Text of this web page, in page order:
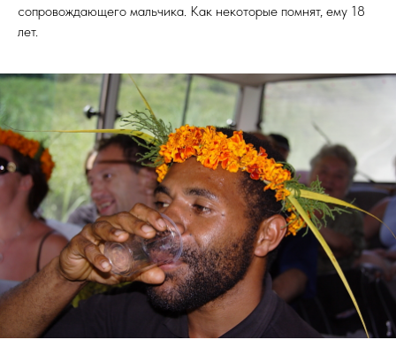
сопровождающего мальчика. Как некоторые помнят, ему 18
лет.